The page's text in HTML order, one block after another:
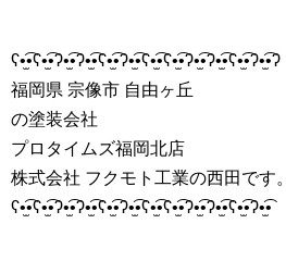
ʕ•̫͡•ʕ•̫͡•ʔ•̫͡•ʔ•̫͡•ʕ•̫͡•ʔ•̫͡•ʕ•̫͡•ʕ•̫͡•ʔ•̫͡•ʔ•̫͡•ʕ•̫͡•ʔ•̫͡•ʔ
福岡県 宗像市 自由ヶ丘
の塗装会社
プロタイムズ福岡北店
株式会社 フクモト工業の西田です。
ʕ•̫͡•ʕ•̫͡•ʔ•̫͡•ʔ•̫͡•ʕ•̫͡•ʔ•̫͡•ʕ•̫͡•ʕ•̫͡•ʔ•̫͡•ʔ•̫͡•ʕ•̫͡•ʔ•̫͡•